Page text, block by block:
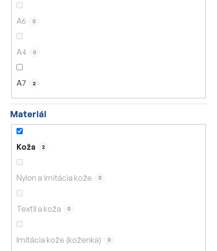
A6 0
A4 0
A7 2
Materiál
Koža 2
Nylon a imitácia kože 0
Textil a koža 0
Imitácia kože (koženka) 0